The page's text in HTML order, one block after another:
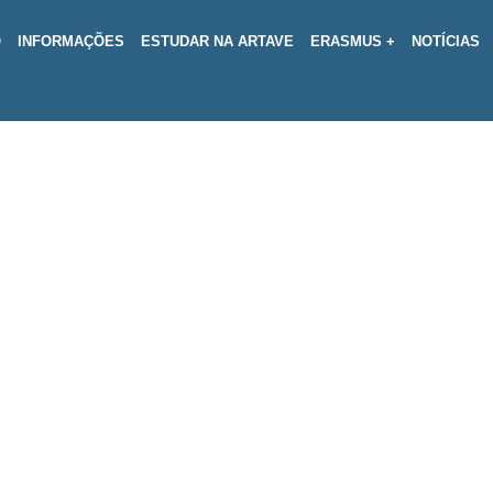
INFORMAÇÕES ESTUDAR NA ARTAVE ERASMUS + NOTÍCIAS